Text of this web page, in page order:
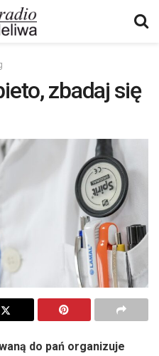
zbadaj się
do pań organizuje